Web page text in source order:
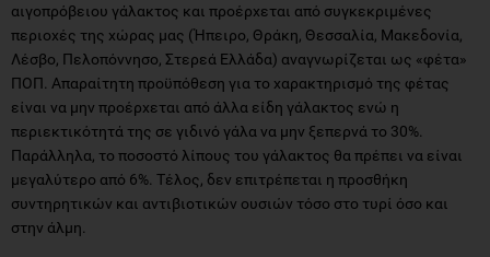
αιγοπρόβειου γάλακτος και προέρχεται από συγκεκριμένες
περιοχές της χώρας μας (Ήπειρο, Θράκη, Θεσσαλία, Μακεδονία,
Λέσβο, Πελοπόννησο, Στερεά Ελλάδα) αναγνωρίζεται ως «φέτα»
ΠΟΠ. Απαραίτητη προϋπόθεση για το χαρακτηρισμό της φέτας
είναι να μην προέρχεται από άλλα είδη γάλακτος ενώ η
περιεκτικότητά της σε γιδινό γάλα να μην ξεπερνά το 30%.
Παράλληλα, το ποσοστό λίπους του γάλακτος θα πρέπει να είναι
μεγαλύτερο από 6%. Τέλος, δεν επιτρέπεται η προσθήκη
συντηρητικών και αντιβιοτικών ουσιών τόσο στο τυρί όσο και
στην άλμη.